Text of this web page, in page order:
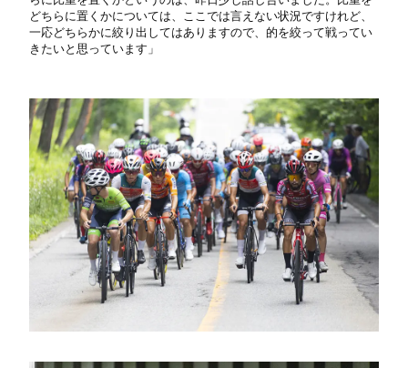
どちらに置くかについては、ここでは言えない状況ですけれど、
一応どちらかに絞り出してはありますので、的を絞って戦ってい
きたいと思っています」